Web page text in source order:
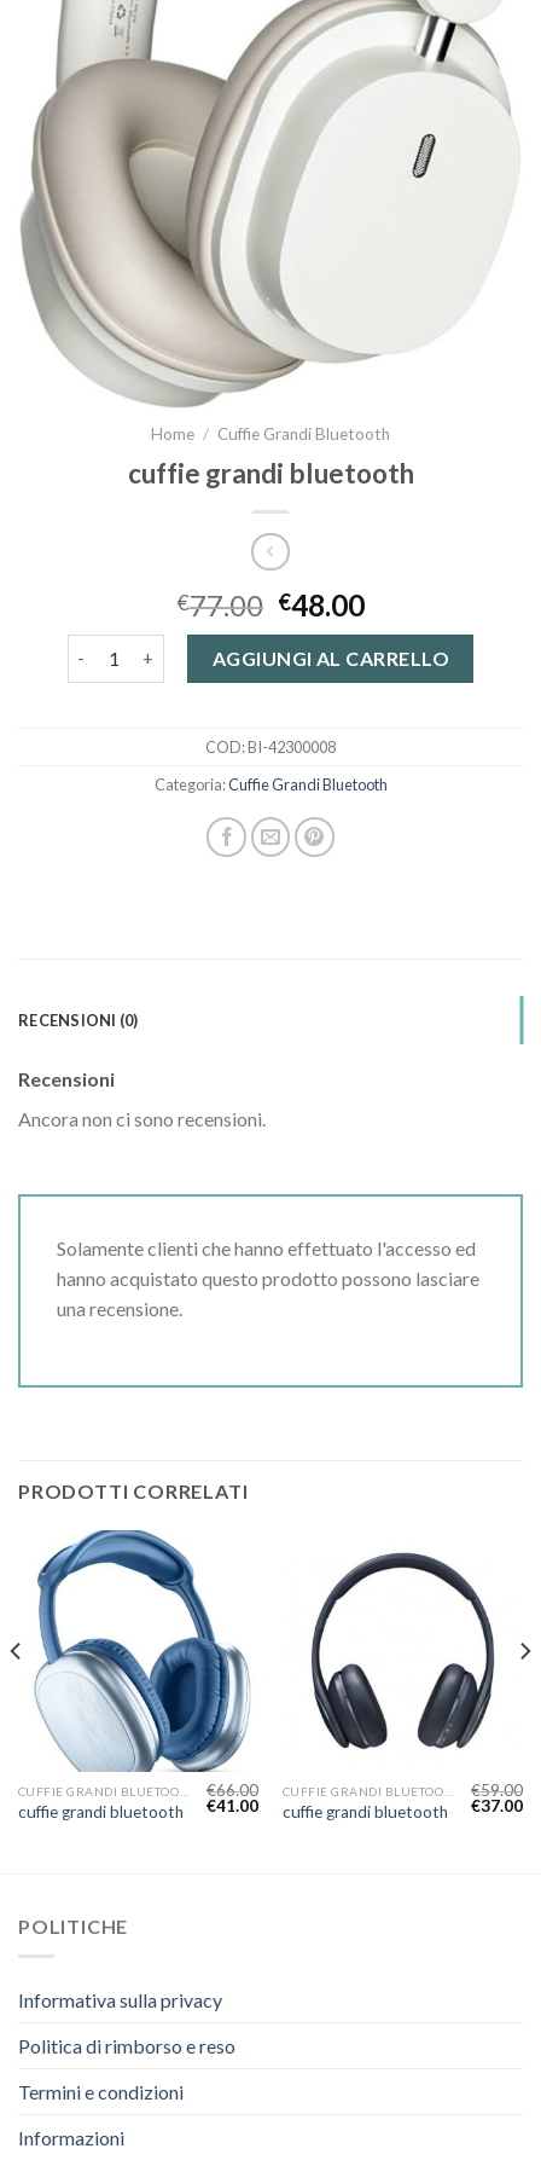
Home / Cuffie Grandi Bluetooth
cuffie grandi bluetooth
€77.00 €48.00
AGGIUNGI AL CARRELLO
COD:BI-42300008
Categoria:Cuffie Grandi Bluetooth
RECENSIONI (0)
Recensioni
Ancora non ci sono recensioni.
Solamente clienti che hanno effettuato l'accesso ed
hanno acquistato questo prodotto possono lasciare
una recensione.
PRODOTTI CORRELATI
cuffie grandi bluetooth
€66.00
€41.00 cuffie grandi bluetooth
€59.00
€37.00
POLITICHE
Informativa sulla privacy
Politica di rimborso e reso
Termini e condizioni
Informazioni